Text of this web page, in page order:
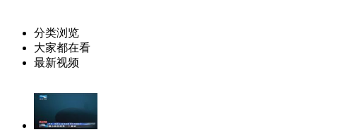
分类浏览
大家都在看
最新视频